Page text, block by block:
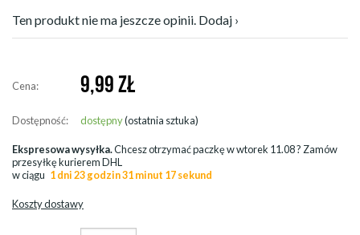
Ten produkt nie ma jeszcze opinii. Dodaj ›
Cena: 9,99 ZŁ
Dostępność: dostępny(ostatnia sztuka)
Ekspresowa wysyłka.Chcesz otrzymać paczkę wwtorek 11.08? Zamów
przesyłkę kurierem DHL
w ciągu 1 dni 23 godzin 31 minut 15 sekund
Koszty dostawy